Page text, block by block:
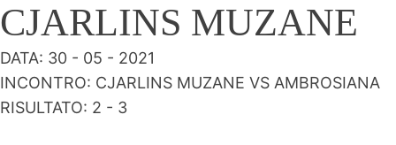
CJARLINS MUZANE
DATA: 30 - 05 - 2021
INCONTRO: CJARLINS MUZANE VS AMBROSIANA
RISULTATO: 2 - 3